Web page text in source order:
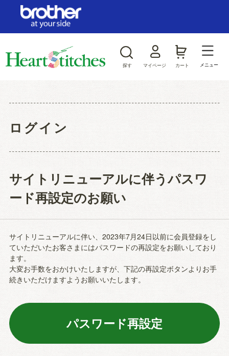
探す マイページ カート メニュー
ログイン
サイトリニューアルに伴うパスワ
ード再設定のお願い
サイトリニューアルに伴い、2023年7月24日以前に会員登録をし
ていただいたお客さまにはパスワードの再設定をお願いしており
ます。
大変お手数をおかけいたしますが、下記の再設定ボタンよりお手
続きいただけますようお願いいたします。
ログイン/新規会員登録